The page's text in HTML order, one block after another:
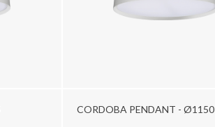
CORDOBA PENDANT - Ø1150